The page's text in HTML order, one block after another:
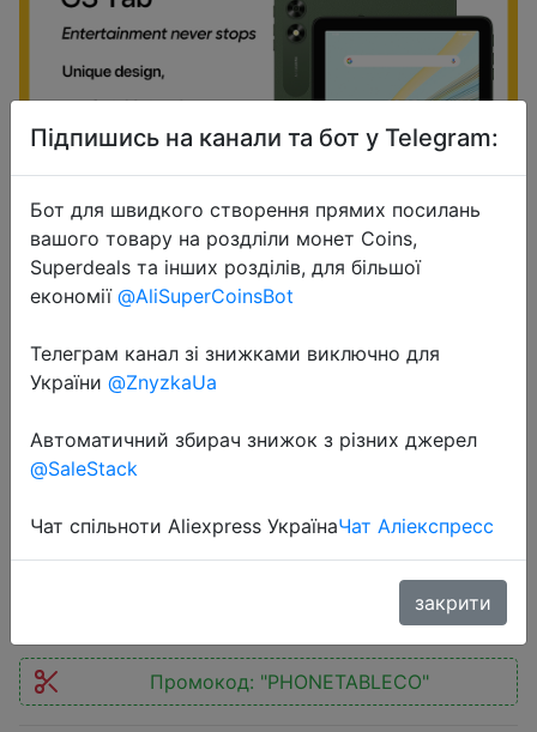
2024-10-27
UMIDIGI-G3 Tab Tablet Android 13
MTK Helio A22 6000mAh 10.1 "HD +
Display 3GB + 32GB 8MP AI Camera
Промокод: "PHONETABLECO"
Підпишись на канали та бот у Telegram:
Бот для швидкого створення прямих посилань
вашого товару на роздліли монет Coins,
Superdeals та інших розділів, для більшої
економії @AliSuperCoinsBot
Телеграм канал зі знижками виключно для
України @ZnyzkaUa
Автоматичний збирач знижок з різних джерел
@SaleStack
Чат спільноти Aliexpress УкраїнаЧат Аліекспресс
закрити